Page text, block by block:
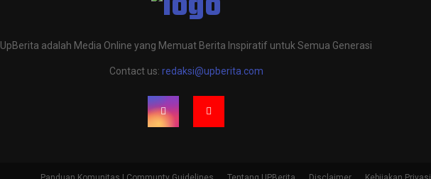
UpBerita adalah Media Online yang Memuat Berita Inspiratif untuk Semua Generasi
Contact us: redaksi@upberita.com